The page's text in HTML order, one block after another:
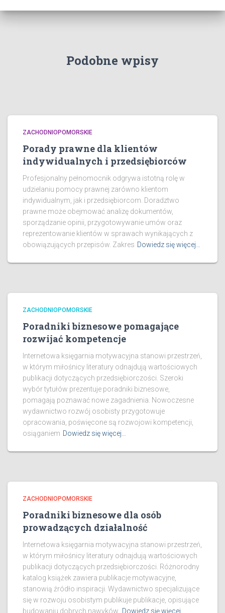
Podobne wpisy
ZACHODNIOPOMORSKIE
Porady prawne dla klientów
indywidualnych i przedsiębiorców
Profesjonalny pełnomocnik odgrywa istotną rolę w
udzielaniu pomocy prawnej zarówno klientom
indywidualnym, jak i przedsiębiorcom. Doradztwo
prawne może obejmować analizę dokumentów,
sporządzanie opinii, przygotowywanie umów oraz
reprezentowanie klientów w sprawach wynikających z
obowiązujących przepisów. Zakres Dowiedz się więcej…
ZACHODNIOPOMORSKIE
Poradniki biznesowe pomagające
rozwijać kompetencje
Internetowa księgarnia motywacyjna stanowi przestrzeń,
w którym miłośnicy literatury odnajdują wartościowych
publikacji dotyczących przedsiębiorczości. Szeroki
wybór tytułów prezentuje poradniki biznesowe,
pomagają poznawać nowe zagadnienia. Nowoczesne
wydawnictwo rozwój osobisty przygotowuje
opracowania, poświęcone są rozwojowi kompetencji,
osiąganiem Dowiedz się więcej…
ZACHODNIOPOMORSKIE
Poradniki biznesowe dla osób
prowadzących działalność
Internetowa księgarnia motywacyjna stanowi przestrzeń,
w którym miłośnicy literatury odnajdują wartościowych
publikacji dotyczących przedsiębiorczości. Różnorodny
katalog książek zawiera publikacje motywacyjne,
stanowią źródło inspiracji. Wydawnictwo specjalizujące
się w rozwoju osobistym publikuje publikacje, opisujące
budowaniu dobrych nawyków, Dowiedz się więcej…